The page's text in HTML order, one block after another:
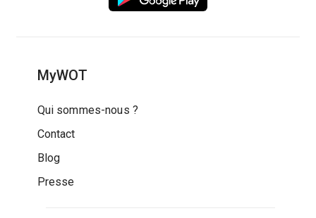
MyWOT
Qui sommes-nous ?
Contact
Blog
Presse